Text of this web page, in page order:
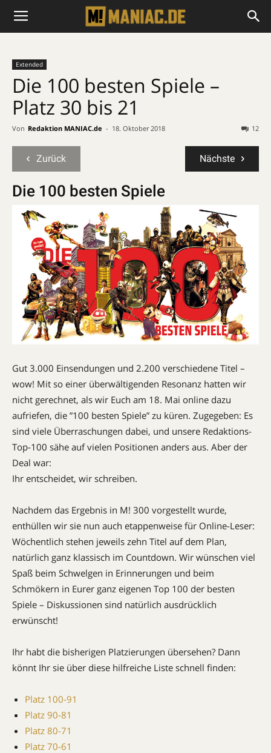
Extended
Die 100 besten Spiele –
Platz 30 bis 21
Von Redaktion MANIAC.de - 18. Oktober 2018 12
Zurück Nächste
Die 100 besten Spiele
Gut 3.000 Einsendungen und 2.200 verschiedene Titel –
wow! Mit so einer überwältigenden Resonanz hatten wir
nicht gerechnet, als wir Euch am 18. Mai online dazu
aufriefen, die ”100 besten Spiele” zu küren. Zugegeben: Es
sind viele Überraschungen dabei, und unsere Redaktions-
Top-100 sähe auf vielen ­Positionen anders aus. Aber der
Deal war:
Ihr entscheidet, wir schreiben.
Nachdem das Ergebnis in M! 300 vorgestellt wurde,
enthüllen wir sie nun auch etappenweise für Online-Leser:
Wöchentlich stehen jeweils zehn Titel auf dem Plan,
natürlich ganz klassisch im Countdown. Wir wünschen viel
Spaß beim Schwelgen in Erinnerungen und beim
Schmökern in Eurer ganz eigenen Top 100 der besten
Spiele – Diskussionen sind natürlich ausdrücklich
erwünscht!
Ihr habt die bisherigen Platzierungen übersehen? Dann
könnt Ihr sie über diese hilfreiche Liste schnell finden:
Platz 100-91
Platz 90-81
Platz 80-71
Platz 70-61